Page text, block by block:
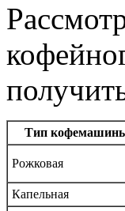
Тип
Рожковая
Капельная